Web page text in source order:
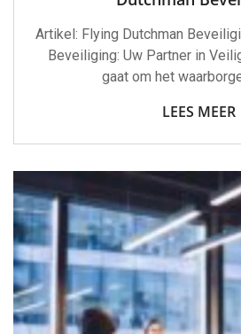
Artikel: Flying Dutchman
Beveiliging: Uw Partner in
gaat om het
LEES MEER